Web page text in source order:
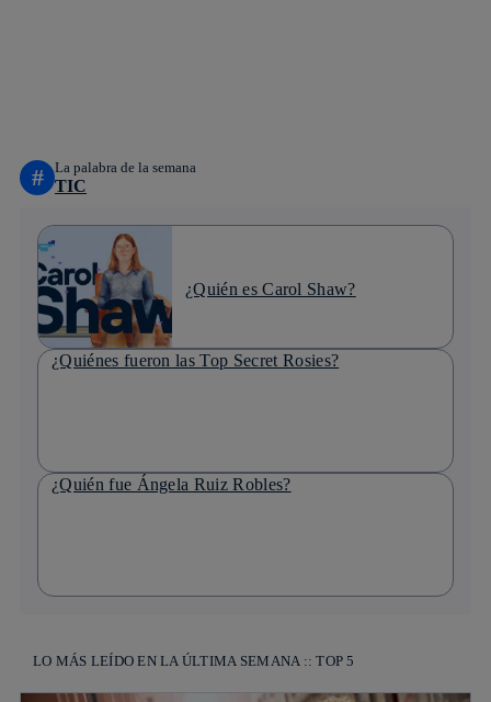
# La palabra de la semana
TIC
¿Quién es Carol Shaw?
¿Quiénes fueron las Top Secret Rosies?
¿Quién fue Ángela Ruiz Robles?
LO MÁS LEÍDO EN LA ÚLTIMA SEMANA :: TOP 5